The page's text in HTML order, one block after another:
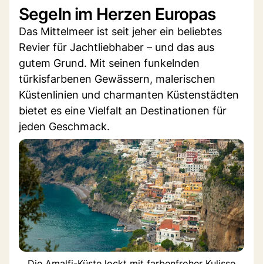
Segeln im Herzen Europas
Das Mittelmeer ist seit jeher ein beliebtes
Revier für Jachtliebhaber – und das aus
gutem Grund. Mit seinen funkelnden
türkisfarbenen Gewässern, malerischen
Küstenlinien und charmanten Küstenstädten
bietet es eine Vielfalt an Destinationen für
jeden Geschmack.